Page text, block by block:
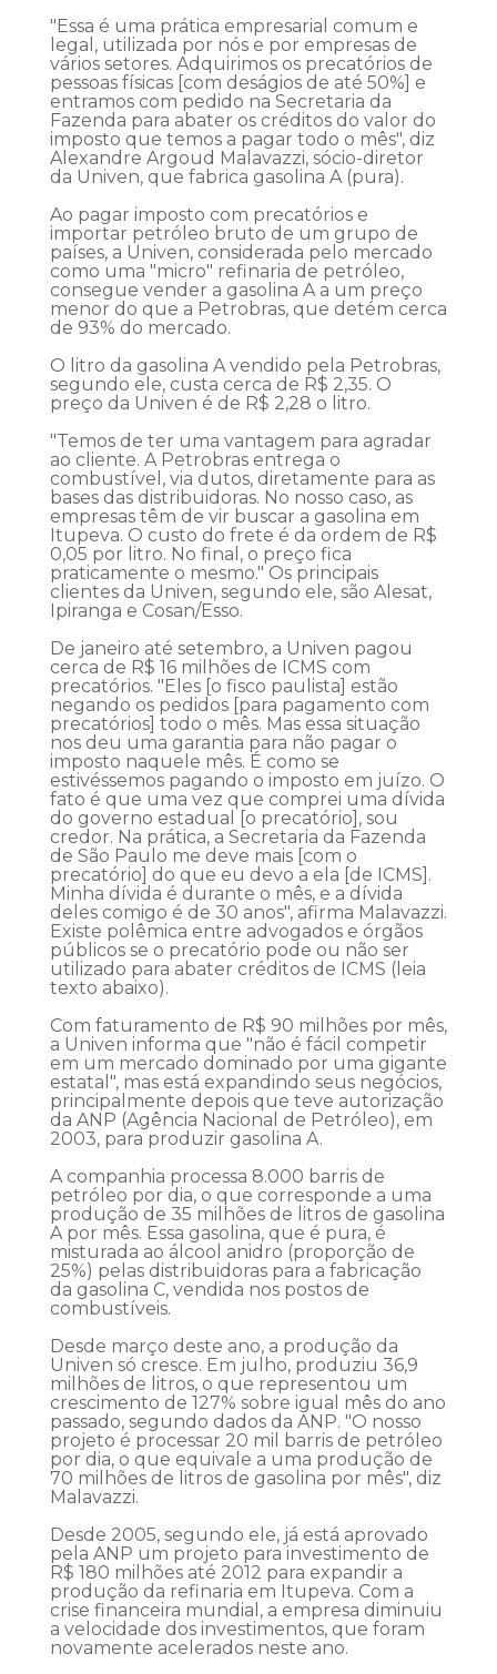
"Essa é uma prática empresarial comum e
legal, utilizada por nós e por empresas de
vários setores. Adquirimos os precatórios de
pessoas físicas [com deságios de até 50%] e
entramos com pedido na Secretaria da
Fazenda para abater os créditos do valor do
imposto que temos a pagar todo o mês", diz
Alexandre Argoud Malavazzi, sócio-diretor
da Univen, que fabrica gasolina A (pura).
Ao pagar imposto com precatórios e
importar petróleo bruto de um grupo de
países, a Univen, considerada pelo mercado
como uma "micro" refinaria de petróleo,
consegue vender a gasolina A a um preço
menor do que a Petrobras, que detém cerca
de 93% do mercado.
O litro da gasolina A vendido pela Petrobras,
segundo ele, custa cerca de R$ 2,35. O
preço da Univen é de R$ 2,28 o litro.
"Temos de ter uma vantagem para agradar
ao cliente. A Petrobras entrega o
combustível, via dutos, diretamente para as
bases das distribuidoras. No nosso caso, as
empresas têm de vir buscar a gasolina em
Itupeva. O custo do frete é da ordem de R$
0,05 por litro. No final, o preço fica
praticamente o mesmo." Os principais
clientes da Univen, segundo ele, são Alesat,
Ipiranga e Cosan/Esso.
De janeiro até setembro, a Univen pagou
cerca de R$ 16 milhões de ICMS com
precatórios. "Eles [o fisco paulista] estão
negando os pedidos [para pagamento com
precatórios] todo o mês. Mas essa situação
nos deu uma garantia para não pagar o
imposto naquele mês. É como se
estivéssemos pagando o imposto em juízo. O
fato é que uma vez que comprei uma dívida
do governo estadual [o precatório], sou
credor. Na prática, a Secretaria da Fazenda
de São Paulo me deve mais [com o
precatório] do que eu devo a ela [de ICMS].
Minha dívida é durante o mês, e a dívida
deles comigo é de 30 anos", afirma Malavazzi.
Existe polêmica entre advogados e órgãos
públicos se o precatório pode ou não ser
utilizado para abater créditos de ICMS (leia
texto abaixo).
Com faturamento de R$ 90 milhões por mês,
a Univen informa que "não é fácil competir
em um mercado dominado por uma gigante
estatal", mas está expandindo seus negócios,
principalmente depois que teve autorização
da ANP (Agência Nacional de Petróleo), em
2003, para produzir gasolina A.
A companhia processa 8.000 barris de
petróleo por dia, o que corresponde a uma
produção de 35 milhões de litros de gasolina
A por mês. Essa gasolina, que é pura, é
misturada ao álcool anidro (proporção de
25%) pelas distribuidoras para a fabricação
da gasolina C, vendida nos postos de
combustíveis.
Desde março deste ano, a produção da
Univen só cresce. Em julho, produziu 36,9
milhões de litros, o que representou um
crescimento de 127% sobre igual mês do ano
passado, segundo dados da ANP. "O nosso
projeto é processar 20 mil barris de petróleo
por dia, o que equivale a uma produção de
70 milhões de litros de gasolina por mês", diz
Malavazzi.
Desde 2005, segundo ele, já está aprovado
pela ANP um projeto para investimento de
R$ 180 milhões até 2012 para expandir a
produção da refinaria em Itupeva. Com a
crise financeira mundial, a empresa diminuiu
a velocidade dos investimentos, que foram
novamente acelerados neste ano.